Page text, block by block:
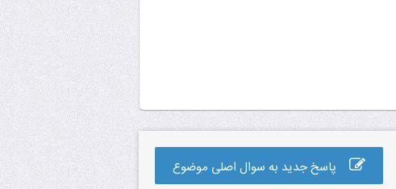
پاسخ جدید به سوال اصلی موضوع